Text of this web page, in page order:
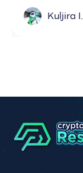
Kuljira I.